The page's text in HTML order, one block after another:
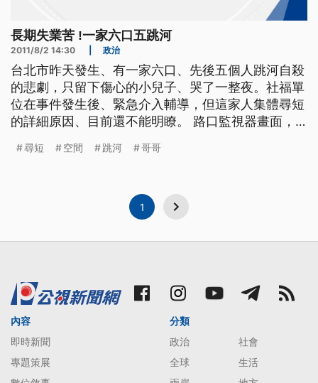
長期失業苦 !一家六口五跳河
2011/8/2 14:30 政治
台北市昨天發生、有一家六口、先後五個人跳河自殺
的悲劇，只留下傷心的小兒子、哭了一整夜。社福單
位在事件發生後、緊急介入輔導，但這家人集體尋短
的詳細原因、目前還不能明瞭。 路口監視器畫面，
一個兒子還撐傘，母親緊跟在後，不過過沒多久，附
裡，小小的兩層樓平房，一家六口
尋短 空間 跳河 哥哥
1
內容
即時新聞
專題策展
分類
政治
社會
全球
生活